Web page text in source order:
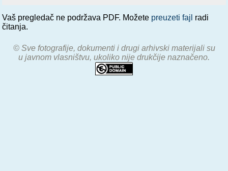
Vaš pregledač ne podržava PDF. Možete preuzeti fajl radi
čitanja.
© Sve fotografije, dokumenti i drugi arhivski materijali su
u javnom vlasništvu, ukoliko nije drukčije naznačeno.